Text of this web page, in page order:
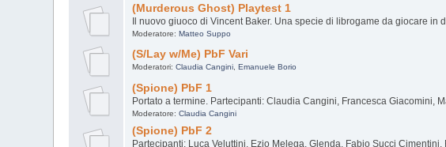
(Murderous Ghost) Playtest 1
Il nuovo giuoco di Vincent Baker. Una specie di librogame da giocare in
Moderatore: Matteo Suppo
(S/Lay w/Me) PbF Vari
Moderatori: Claudia Cangini, Emanuele Borio
(Spione) PbF 1
Portato a termine. Partecipanti: Claudia Cangini, Francesca Giacomini,
Moderatore: Claudia Cangini
(Spione) PbF 2
Partecipanti: Luca Veluttini, Ezio Melega, Glenda, Fabio Succi Cimentini,